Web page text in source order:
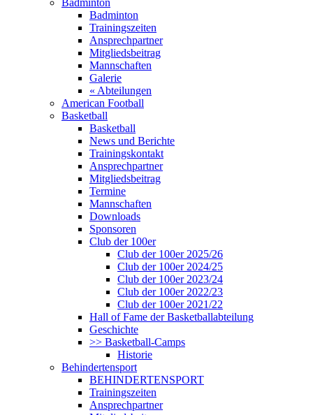
Badminton
Badminton
Trainingszeiten
Ansprechpartner
Mitgliedsbeitrag
Mannschaften
Galerie
« Abteilungen
American Football
Basketball
Basketball
News und Berichte
Trainingskontakt
Ansprechpartner
Mitgliedsbeitrag
Termine
Mannschaften
Downloads
Sponsoren
Club der 100er
Club der 100er 2025/26
Club der 100er 2024/25
Club der 100er 2023/24
Club der 100er 2022/23
Club der 100er 2021/22
Hall of Fame der Basketballabteilung
Geschichte
>> Basketball-Camps
Historie
Behindertensport
BEHINDERTENSPORT
Trainingszeiten
Ansprechpartner